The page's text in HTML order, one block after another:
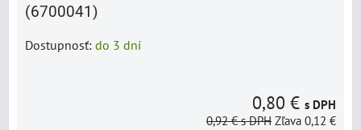
(6700041)
Dostupnosť: do 3 dní
0,80 € s DPH
0,92 €s DPH Zľava 0,12 €